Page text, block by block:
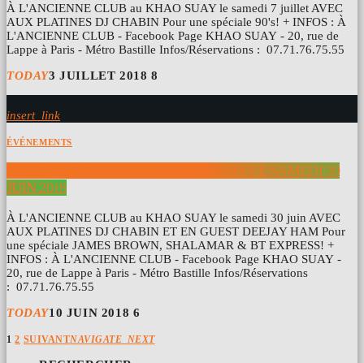
À L'ANCIENNE CLUB au KHAO SUAY le samedi 7 juillet AVEC
AUX PLATINES DJ CHABIN Pour une spéciale 90's! + INFOS : À
L'ANCIENNE CLUB - Facebook Page KHAO SUAY - 20, rue de
Lappe à Paris - Métro Bastille Infos/Réservations : 07.71.76.75.55
TODAY3 JUILLET 2018 8
insert_link
ÉVÉNEMENTS
À L’ANCIENNE CLUB AU KHAO SUAY LE SAMEDI 30
JUIN 2018
À L'ANCIENNE CLUB au KHAO SUAY le samedi 30 juin AVEC
AUX PLATINES DJ CHABIN ET EN GUEST DEEJAY HAM Pour
une spéciale JAMES BROWN, SHALAMAR & BT EXPRESS! +
INFOS : À L'ANCIENNE CLUB - Facebook Page KHAO SUAY -
20, rue de Lappe à Paris - Métro Bastille Infos/Réservations
: 07.71.76.75.55
TODAY10 JUIN 2018 6
1 2 SUIVANTNAVIGATE_NEXT